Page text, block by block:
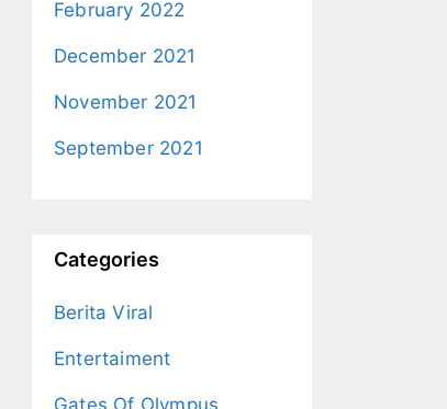
February 2022
December 2021
November 2021
September 2021
Categories
Berita Viral
Entertaiment
Gates Of Olympus